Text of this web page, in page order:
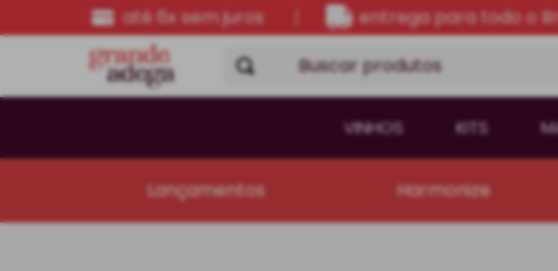
até 6x sem juros entrega para todo o
Buscar produtos
VINHOS KITS
Lançamentos Harmonize